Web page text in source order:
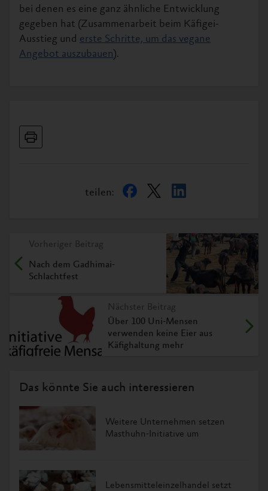
bei denen es eine ganz ähnliche Entwicklung
gegeben hat (Zusammenarbeit beim Käfigei-
Ausstieg und erste Schritte, um das vegane
Angebot auszubauen).
teilen:
Vorheriger Beitrag
Nach dem Gadhimai-
Schlachtfest
Nächster Beitrag
Über 100 Uni-Mensen
verwenden keine Eier aus
Käfighaltung mehr
Das könnte Sie auch interessieren
Weitere Unternehmen setzen
Masthuhn-Initiative um
Lebensmitteleinzelhandel setzt